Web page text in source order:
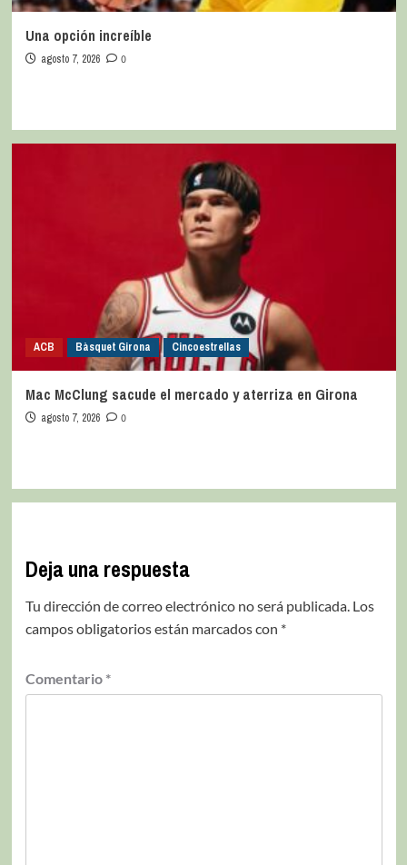
Una opción increíble
agosto 7, 2026 0
ACB Bàsquet Girona Cincoestrellas
Mac McClung sacude el mercado y aterriza en Girona
agosto 7, 2026 0
Deja una respuesta
Tu dirección de correo electrónico no será publicada. Los
campos obligatorios están marcados con *
Comentario *